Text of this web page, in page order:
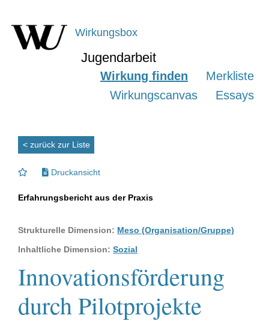
Wirkungsbox
Jugendarbeit
Wirkung finden
Merkliste
Wirkungscanvas
Essays
< zurück zur Liste
Druckansicht
Erfahrungsbericht aus der Praxis
Strukturelle Dimension: Meso (Organisation/Gruppe)
Inhaltliche Dimension: Sozial
Innovationsförderung
durch Pilotprojekte